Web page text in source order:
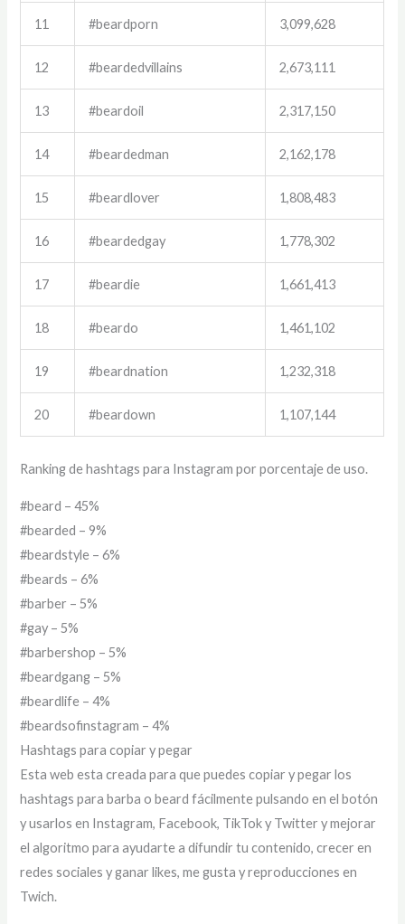
11 #beardporn 3,099,628
12 #beardedvillains 2,673,111
13 #beardoil 2,317,150
14 #beardedman 2,162,178
15 #beardlover 1,808,483
16 #beardedgay 1,778,302
17 #beardie 1,661,413
18 #beardo 1,461,102
19 #beardnation 1,232,318
20 #beardown 1,107,144
Ranking de hashtags para Instagram por porcentaje de uso.
#beard – 45%
#bearded – 9%
#beardstyle – 6%
#beards – 6%
#barber – 5%
#gay – 5%
#barbershop – 5%
#beardgang – 5%
#beardlife – 4%
#beardsofinstagram – 4%
Hashtags para copiar y pegar
Esta web esta creada para que puedes copiar y pegar los
hashtags para barba o beard fácilmente pulsando en el botón
y usarlos en Instagram, Facebook, TikTok y Twitter y mejorar
el algoritmo para ayudarte a difundir tu contenido, crecer en
redes sociales y ganar likes, me gusta y reproducciones en
Twich.